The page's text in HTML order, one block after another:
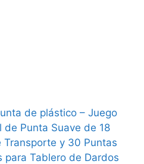
de plástico – Juego
de Punta Suave de 18
Transporte y 30 Puntas
para Tablero de Dardos